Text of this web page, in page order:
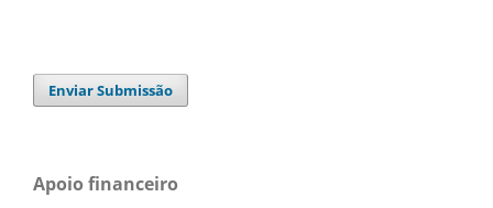
Enviar Submissão
Apoio financeiro